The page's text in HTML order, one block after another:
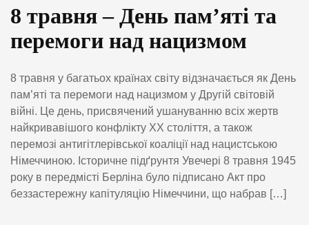
8 травня – День пам’яті та
перемоги над нацизмом
8 травня у багатьох країнах світу відзначається як День
пам’яті та перемоги над нацизмом у Другій світовій
війні. Це день, присвячений ушануванню всіх жертв
найкривавішого конфлікту XX століття, а також
перемозі антигітлерівської коаліції над нацистською
Німеччиною. Історичне підґрунтя Увечері 8 травня 1945
року в передмісті Берліна було підписано Акт про
беззастережну капітуляцію Німеччини, що набрав […]